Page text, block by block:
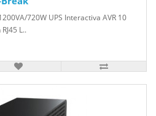
720W UPS Interactiva AVR 10
L..